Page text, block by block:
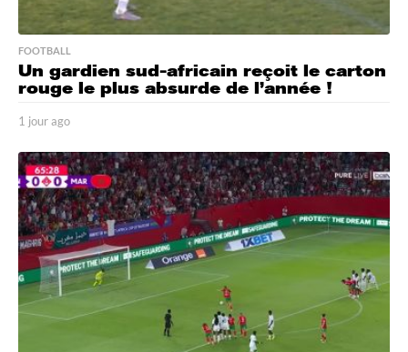
FOOTBALL
Un gardien sud-africain reçoit le carton
rouge le plus absurde de l’année !
1 jour ago
o
u
r
a
g
o